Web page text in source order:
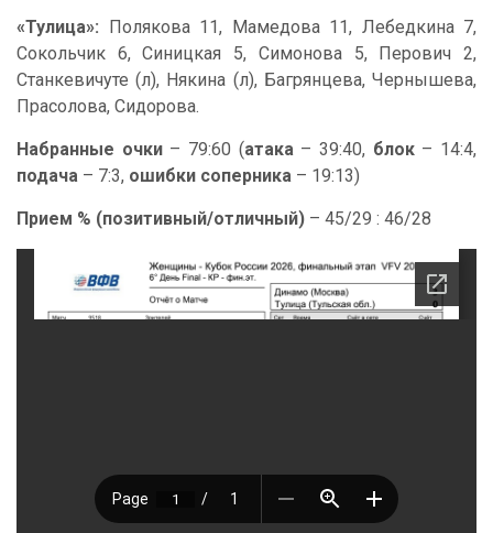
«Тулица»: Полякова 11, Мамедова 11, Лебедкина 7,
Сокольчик 6, Синицкая 5, Симонова 5, Перович 2,
Станкевичуте (л), Някина (л), Багрянцева, Чернышева,
Прасолова, Сидорова.
Набранные очки– 79:60 (атака– 39:40, блок– 14:4,
подача – 7:3, ошибки соперника – 19:13)
Прием % (позитивный/отличный) – 45/29 : 46/28